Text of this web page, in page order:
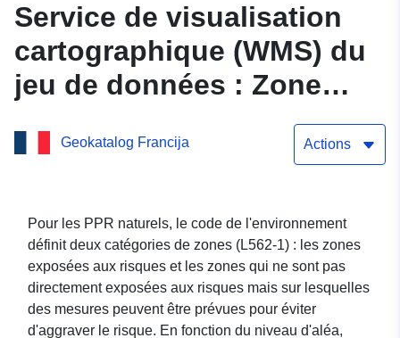
Service de visualisation
cartographique (WMS) du
jeu de données : Zone
réglementée du plan de
prévention des risques
Savoie) – approuvé le
05/07/2019
Geokatalog Francija Actions
Pour les PPR naturels, le code de l'environnement
définit deux catégories de zones (L562-1) : les zones
exposées aux risques et les zones qui ne sont pas
directement exposées aux risques mais sur lesquelles
des mesures peuvent être prévues pour éviter
d'aggraver le risque. En fonction du niveau d'aléa,